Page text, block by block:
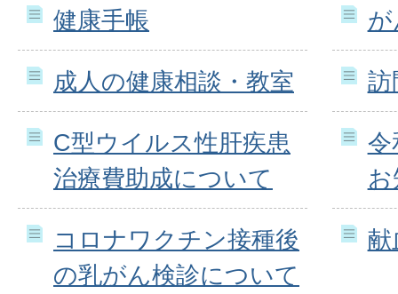
健康手帳 が
成人の健康相談・教室 訪
C型ウイルス性肝疾患
治療費助成について
令
コロナワクチン接種後
の乳がん検診について
献